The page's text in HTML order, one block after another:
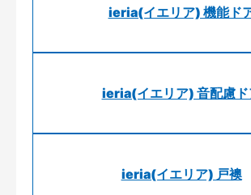
ieria(イエリア) 機能ド
ieria(イエリア) 音配慮ド
ieria(イエリア) 戸襖